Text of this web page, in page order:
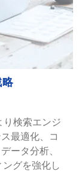
り検索エンジ
最適化、コ
ータ分析、
グを強化し